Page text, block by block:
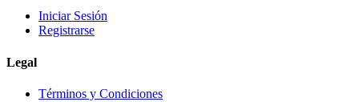
Iniciar Sesión
Registrarse
Legal
Términos y Condiciones